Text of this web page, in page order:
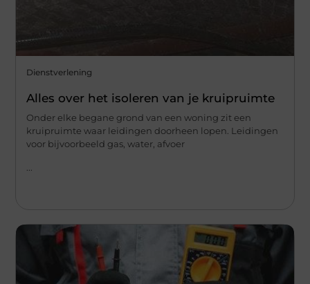
Dienstverlening
Alles over het isoleren van je kruipruimte
Onder elke begane grond van een woning zit een
kruipruimte waar leidingen doorheen lopen. Leidingen
voor bijvoorbeeld gas, water, afvoer